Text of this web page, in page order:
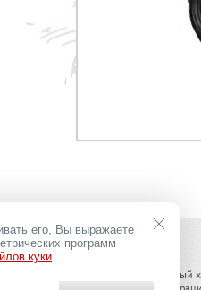
оборудования носит информационный
его, Вы выражаете
программ
куки